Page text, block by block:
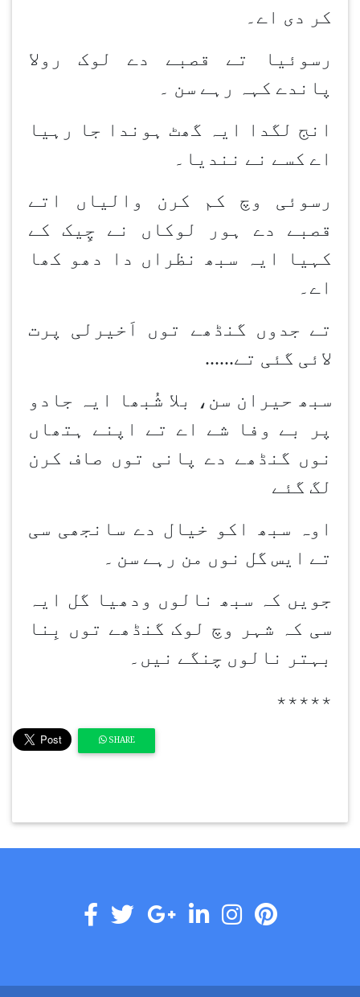
کر دی اے۔
رسوئیا تے قصبے دے لوک رولا
پاندے کہہ رہے سن ۔
انج لگدا ایہ گھٹ ہوندا جا رہیا
اے کسے نے نندیا۔
رسوئی وچ کم کرن والیاں اتے
قصبے دے ہور لوکاں نے چِیک کے
کہیا ایہ سبھ نظراں دا دھو کھا
اے۔
تے جدوں گنڈھے توں اَخیرلی پرت
لائی گئی تے......
سبھ حیران سن، بلا شُبھا ایہ جادو
پر بے وفا شے اے تے اپنے ہتھاں
نوں گنڈھے دے پانی توں صاف کرن
لگ گئے
اوہ سبھ اکو خیال دے سانجھی سی
تے ایس گل نوں من رہے سن ۔
جویں کہ سبھ نالوں ودھیا گل ایہ
سی کہ شہر وچ لوک گنڈھے توں بِنا
بہتر نالوں چنگے نیں۔
٭٭٭٭٭
SHARE